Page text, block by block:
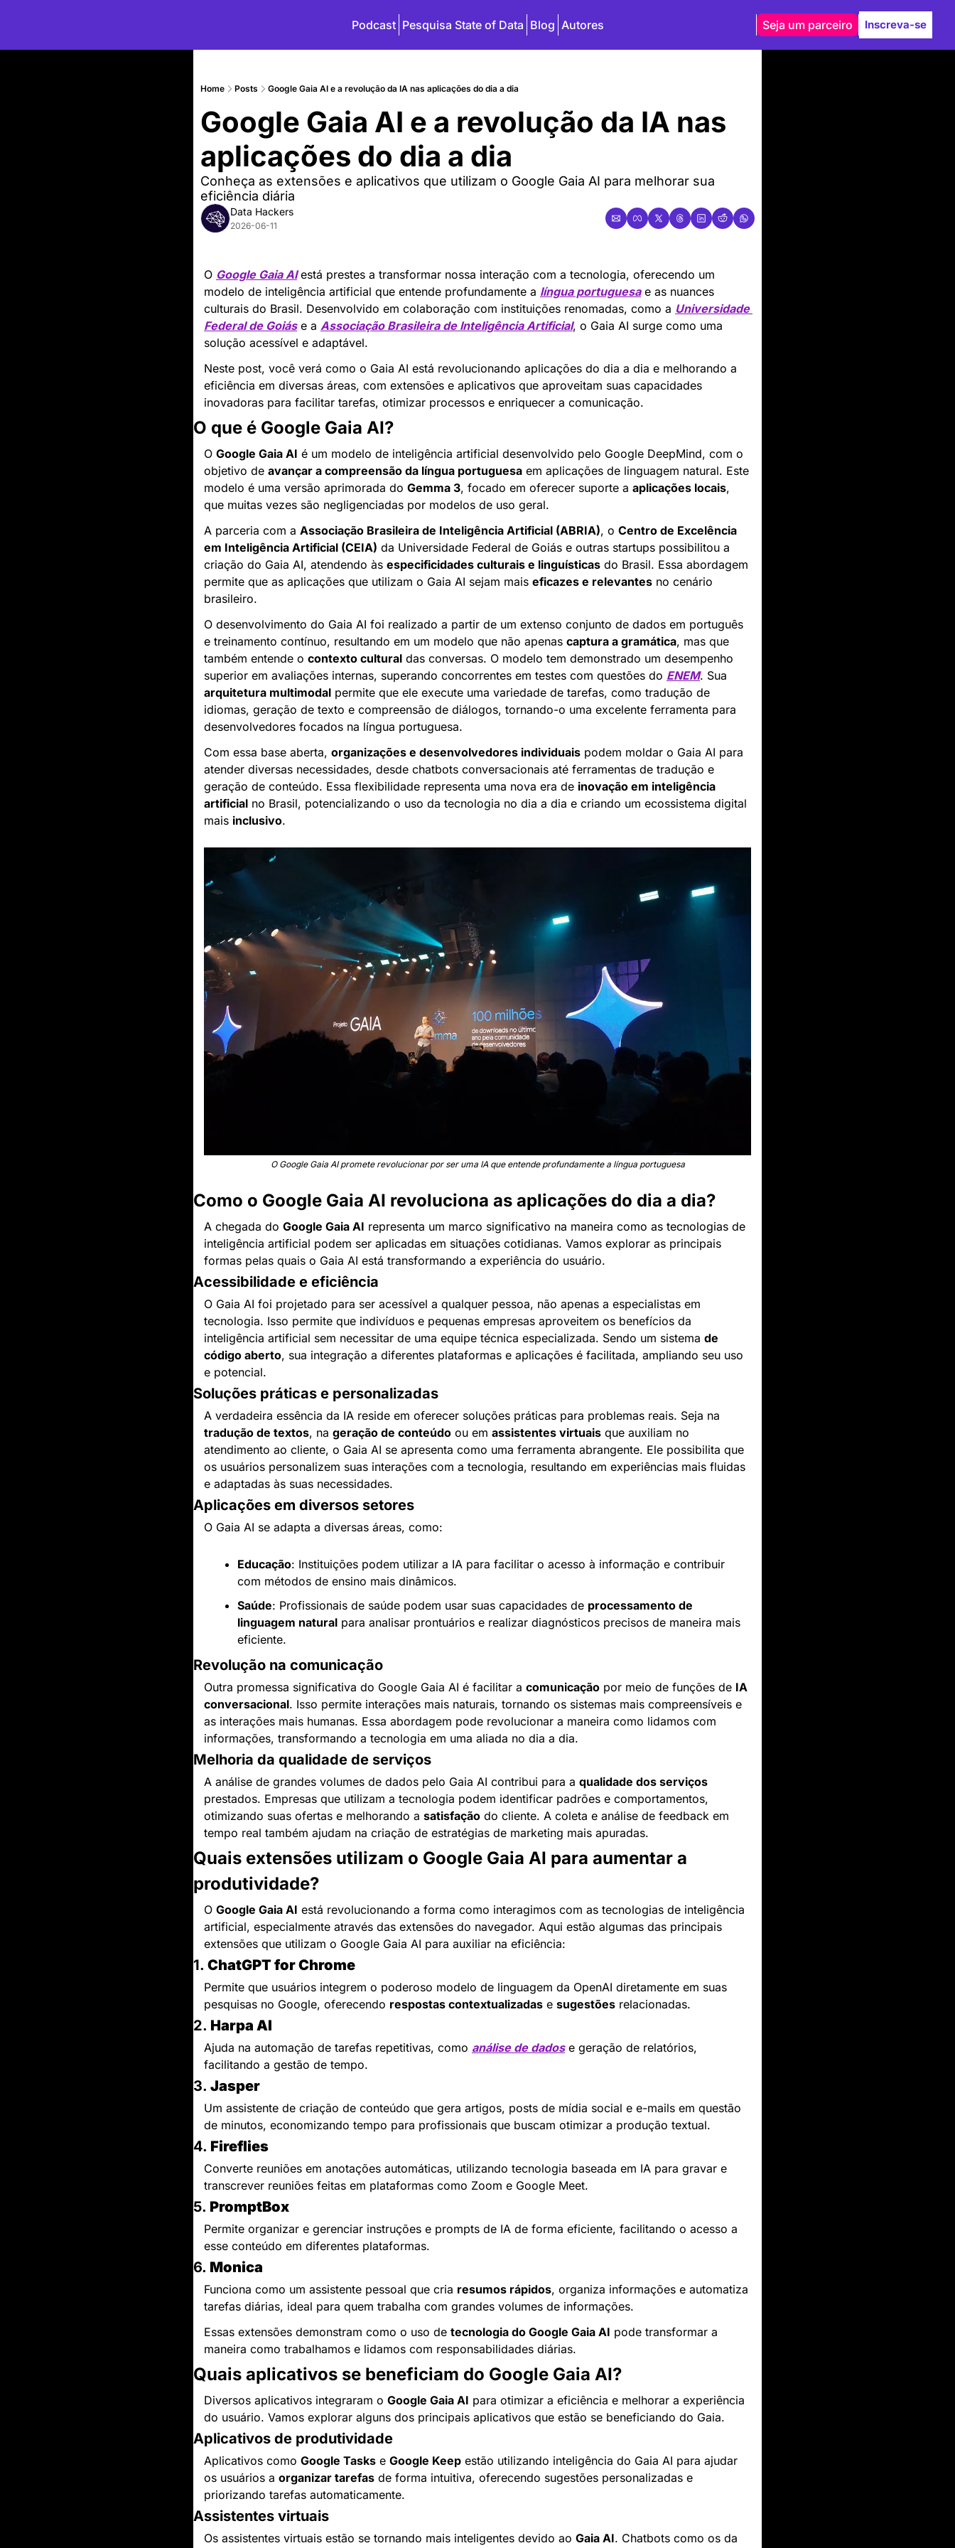
Podcast Pesquisa State of Data Blog Autores Seja um parceiro Inscreva-se
Home Posts Google Gaia AI e a revolução da IA nas aplicações do dia a dia
Google Gaia AI e a revolução da IA nas
aplicações do dia a dia
Conheça as extensões e aplicativos que utilizam o Google Gaia AI para melhorar sua
eficiência diária
Data Hackers
2026-06-11
O Google Gaia AI está prestes a transformar nossa interação com a tecnologia, oferecendo um
modelo de inteligência artificial que entende profundamente a língua portuguesa e as nuances
culturais do Brasil. Desenvolvido em colaboração com instituições renomadas, como a Universidade
Federal de Goiás e a Associação Brasileira de Inteligência Artificial, o Gaia AI surge como uma
solução acessível e adaptável.
Neste post, você verá como o Gaia AI está revolucionando aplicações do dia a dia e melhorando a
eficiência em diversas áreas, com extensões e aplicativos que aproveitam suas capacidades
inovadoras para facilitar tarefas, otimizar processos e enriquecer a comunicação.
O que é Google Gaia AI?
O Google Gaia AI é um modelo de inteligência artificial desenvolvido pelo Google DeepMind, com o
objetivo de avançar a compreensão da língua portuguesa em aplicações de linguagem natural. Este
modelo é uma versão aprimorada do Gemma 3, focado em oferecer suporte a aplicações locais,
que muitas vezes são negligenciadas por modelos de uso geral.
A parceria com a Associação Brasileira de Inteligência Artificial (ABRIA), o Centro de Excelência
em Inteligência Artificial (CEIA) da Universidade Federal de Goiás e outras startups possibilitou a
criação do Gaia AI, atendendo às especificidades culturais e linguísticas do Brasil. Essa abordagem
permite que as aplicações que utilizam o Gaia AI sejam mais eficazes e relevantes no cenário
brasileiro.
O desenvolvimento do Gaia AI foi realizado a partir de um extenso conjunto de dados em português
e treinamento contínuo, resultando em um modelo que não apenas captura a gramática, mas que
também entende o contexto cultural das conversas. O modelo tem demonstrado um desempenho
superior em avaliações internas, superando concorrentes em testes com questões do ENEM
arquitetura multimodal permite que ele execute uma variedade de tarefas, como tradução de
idiomas, geração de texto e compreensão de diálogos, tornando-o uma excelente ferramenta para
desenvolvedores focados na língua portuguesa.
Com essa base aberta, organizações e desenvolvedores individuais podem moldar o Gaia AI para
atender diversas necessidades, desde chatbots conversacionais até ferramentas de tradução e
geração de conteúdo. Essa flexibilidade representa uma nova era de inovação em inteligência
artificial no Brasil, potencializando o uso da tecnologia no dia a dia e criando um ecossistema digital
mais inclusivo.
O Google Gaia AI promete revolucionar por ser uma IA que entende profundamente a língua portuguesa
Como o Google Gaia AI revoluciona as aplicações do dia a dia?
A chegada do Google Gaia AI representa um marco significativo na maneira como as tecnologias de
inteligência artificial podem ser aplicadas em situações cotidianas. Vamos explorar as principais
formas pelas quais o Gaia AI está transformando a experiência do usuário.
Acessibilidade e eficiência
O Gaia AI foi projetado para ser acessível a qualquer pessoa, não apenas a especialistas em
tecnologia. Isso permite que indivíduos e pequenas empresas aproveitem os benefícios da
inteligência artificial sem necessitar de uma equipe técnica especializada. Sendo um sistema de
código aberto, sua integração a diferentes plataformas e aplicações é facilitada, ampliando seu uso
e potencial.
Soluções práticas e personalizadas
tradução de textos, na geração de conteúdo ou em assistentes virtuais que auxiliam no
atendimento ao cliente, o Gaia AI se apresenta como uma ferramenta abrangente. Ele possibilita que
os usuários personalizem suas interações com a tecnologia, resultando em experiências mais fluidas
e adaptadas às suas necessidades.
Aplicações em diversos setores
O Gaia AI se adapta a diversas áreas, como:
Educação: Instituições podem utilizar a IA para facilitar o acesso à informação e contribuir
com métodos de ensino mais dinâmicos.
Saúde: Profissionais de saúde podem usar suas capacidades de processamento de
linguagem natural para analisar prontuários e realizar diagnósticos precisos de maneira mais
eficiente.
Revolução na comunicação
Outra promessa significativa do Google Gaia AI é facilitar a comunicação por meio de funções de IA
conversacional. Isso permite interações mais naturais, tornando os sistemas mais compreensíveis e
as interações mais humanas. Essa abordagem pode revolucionar a maneira como lidamos com
informações, transformando a tecnologia em uma aliada no dia a dia.
Melhoria da qualidade de serviços
A análise de grandes volumes de dados pelo Gaia AI contribui para a qualidade dos serviços
prestados. Empresas que utilizam a tecnologia podem identificar padrões e comportamentos,
otimizando suas ofertas e melhorando a satisfação do cliente. A coleta e análise de feedback em
tempo real também ajudam na criação de estratégias de marketing mais apuradas.
Quais extensões utilizam o Google Gaia AI para aumentar a
produtividade?
O Google Gaia AI está revolucionando a forma como interagimos com as tecnologias de inteligência
artificial, especialmente através das extensões do navegador. Aqui estão algumas das principais
extensões que utilizam o Google Gaia AI para auxiliar na eficiência:
1. ChatGPT for Chrome
Permite que usuários integrem o poderoso modelo de linguagem da OpenAI diretamente em suas
pesquisas no Google, oferecendo respostas contextualizadas e sugestões relacionadas.
2. Harpa AI
Ajuda na automação de tarefas repetitivas, como análise de dados e geração de relatórios,
facilitando a gestão de tempo.
3. Jasper
Um assistente de criação de conteúdo que gera artigos, posts de mídia social e e-mails em questão
de minutos, economizando tempo para profissionais que buscam otimizar a produção textual.
4. Fireflies
Converte reuniões em anotações automáticas, utilizando tecnologia baseada em IA para gravar e
transcrever reuniões feitas em plataformas como Zoom e Google Meet.
5. PromptBox
Permite organizar e gerenciar instruções e prompts de IA de forma eficiente, facilitando o acesso a
esse conteúdo em diferentes plataformas.
6. Monica
Funciona como um assistente pessoal que cria resumos rápidos, organiza informações e automatiza
tarefas diárias, ideal para quem trabalha com grandes volumes de informações.
Essas extensões demonstram como o uso de tecnologia do Google Gaia AI pode transformar a
maneira como trabalhamos e lidamos com responsabilidades diárias.
Quais aplicativos se beneficiam do Google Gaia AI?
Diversos aplicativos integraram o Google Gaia AI para otimizar a eficiência e melhorar a experiência
do usuário. Vamos explorar alguns dos principais aplicativos que estão se beneficiando do Gaia.
Aplicativos de produtividade
Aplicativos como Google Tasks e Google Keep estão utilizando inteligência do Gaia AI para ajudar
os usuários a organizar tarefas de forma intuitiva, oferecendo sugestões personalizadas e
priorizando tarefas automaticamente.
Assistentes virtuais
Os assistentes virtuais estão se tornando mais inteligentes devido ao Gaia AI